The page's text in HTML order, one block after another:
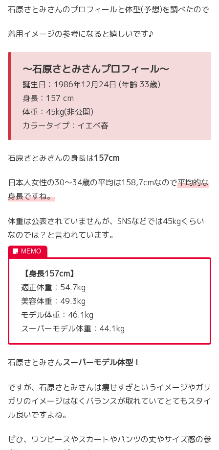
石原さとみさんのプロフィールと体型(予想)を調べたので
着用イメージの参考になると嬉しいです♪
〜石原さとみさんプロフィール〜
誕生日：1986年12月24日 (年齢 33歳)
身長：157 cm
体重：45kg(非公開)
カラータイプ：イエベ春
石原さとみさんの身長は157cm
日本人女性の30〜34歳の平均は158,7cmなので平均的な
身長ですね。
体重は公表されていませんが、SNSなどでは45kgくらい
なのでは？と言われています。
【身長157cm】
適正体重：54.7kg
美容体重：49.3kg
モデル体重：46.1kg
スーパーモデル体重：44.1kg
石原さとみさんスーパーモデル体型！
ですが、石原さとみさんは痩せすぎというイメージやガリ
ガリのイメージはなくバランスが取れていてとてもスタイ
ル良いですよね。
ぜひ、ワンピースやスカートやパンツの丈やサイズ感の参